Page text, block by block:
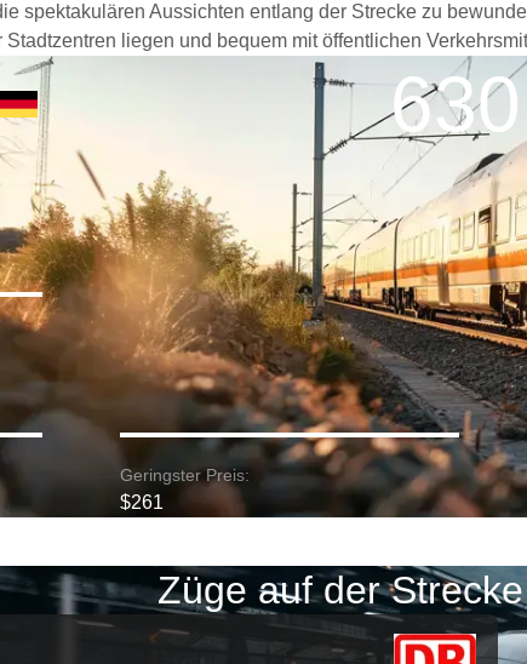
spektakulären Aussichten entlang der Strecke zu
liegen und bequem mit öffentlichen
Geringster Preis:
$261
Züge auf der